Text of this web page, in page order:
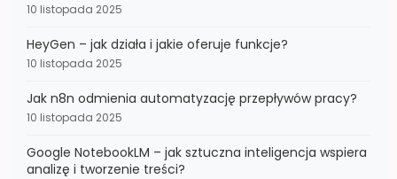
10 listopada 2025
HeyGen – jak działa i jakie oferuje funkcje?
10 listopada 2025
Jak n8n odmienia automatyzację przepływów pracy?
10 listopada 2025
Google NotebookLM – jak sztuczna inteligencja wspiera
analizę i tworzenie treści?